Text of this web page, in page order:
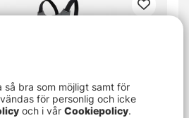
bra som möjligt samt för
för personlig och icke
och i vår Cookiepolicy.